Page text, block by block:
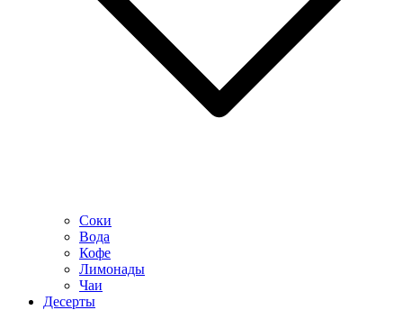
Соки
Вода
Кофе
Лимонады
Чаи
Десерты